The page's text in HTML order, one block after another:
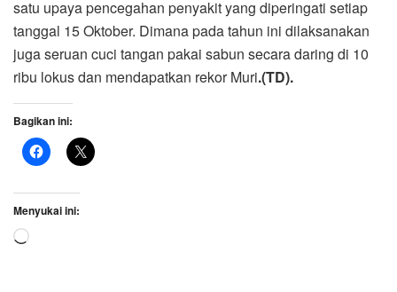
satu upaya pencegahan penyakit yang diperingati setiap
tanggal 15 Oktober. Dimana pada tahun ini dilaksanakan
juga seruan cuci tangan pakai sabun secara daring di 10
ribu lokus dan mendapatkan rekor Muri.(TD).
Bagikan ini:
Menyukai ini:
Memuat...